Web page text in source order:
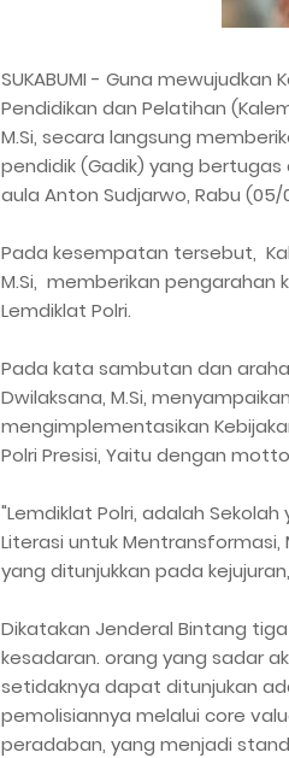
SUKABUMI - Guna
Pendidikan dan Pelatihan
M.Si, secara langsung
pendidik (Gadik) yang
aula Anton Sudjarwo, Rabu (05/
Pada kesempatan tersebut,
M.Si, memberikan pengarahan
Lemdiklat Polri.
Pada kata sambutan dan
Dwilaksana, M.Si,
mengimplementasikan
Polri Presisi, Yaitu dengan
"Lemdiklat Polri, adalah
Literasi untuk Mentransformasi,
yang ditunjukkan pada
Dikatakan Jenderal Bintang
kesadaran. orang yang sadar
setidaknya dapat ditunjukan
pemolisiannya melalui core
peradaban, yang menjadi